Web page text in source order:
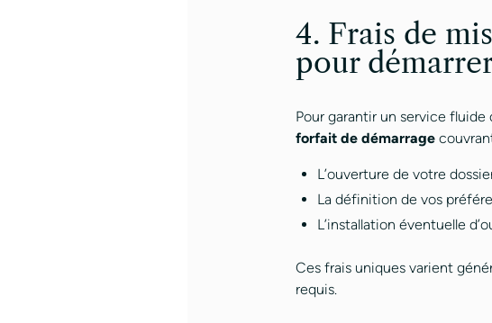
4. Frais de
pour
Pour garantir un service
forfait de démarrage
L’ouverture de votre
La définition de vos
L’installation éventuelle
Ces frais uniques varient
requis.